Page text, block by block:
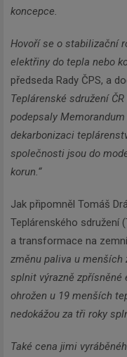
koncepce.
Hovoří se o stabilizační
elektřiny do tepla nebo
předseda Rady ČPS, a
Teplárenské sdružení
podepsaly
dekarbonizaci
společnosti jsou do
korun.“
Jak připomněl Tomáš
Teplárenského sdružení
a transformace na
změnu paliva u menších
splnit výrazně zpřísněné
ohrožen u 19 menších
nedokážou za tři roky
Také cena jimi